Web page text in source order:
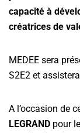
capacité à
créatrices de
MEDEE sera
S2E2 et
A l’occasion de
LEGRAND pour